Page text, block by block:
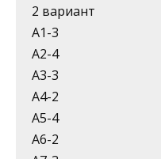
2 вариант
А1-3
А2-4
А3-3
А4-2
А5-4
А6-2